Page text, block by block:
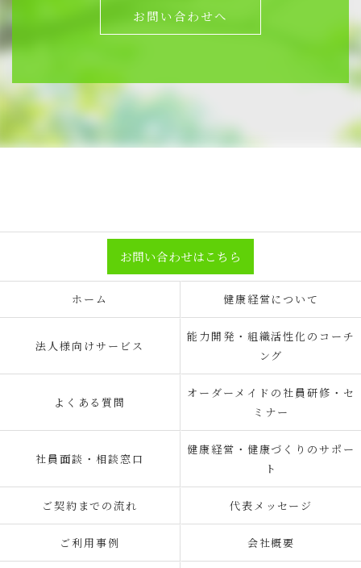
お問い合わせへ
お問い合わせはこちら
ホーム 健康経営について
法人様向けサービス
能力開発・組織活性化のコーチ
ング
よくある質問
オーダーメイドの社員研修・セ
ミナー
社員面談・相談窓口
健康経営・健康づくりのサポー
ト
ご契約までの流れ 代表メッセージ
ご利用事例 会社概要